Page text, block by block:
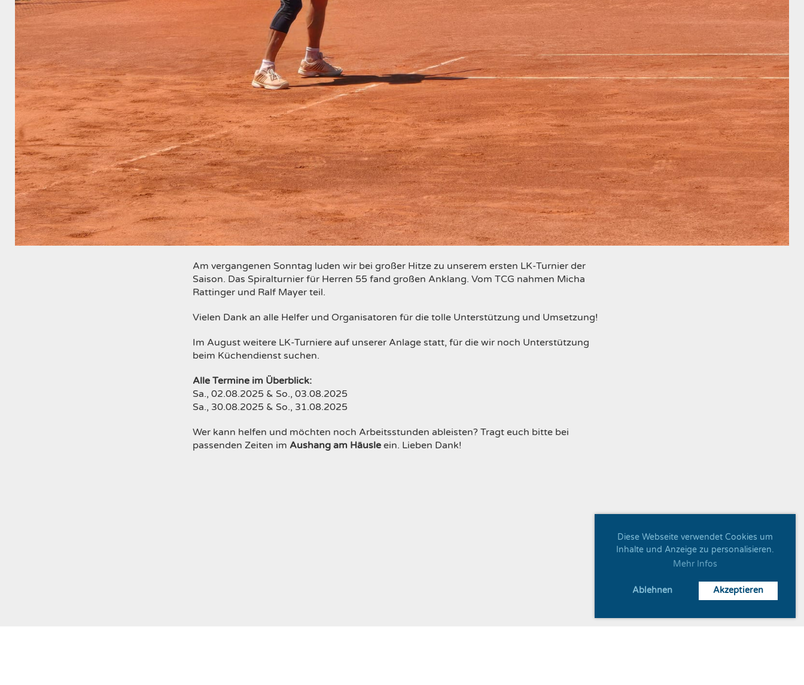
Diese Webseite verwendet Cookies um
Inhalte und Anzeige zu personalisieren.
Mehr Infos
Ablehnen Akzeptieren
Am vergangenen Sonntag luden wir bei großer Hitze zu unserem ersten LK-Turnier der
Saison. Das Spiralturnier für Herren 55 fand großen Anklang. Vom TCG nahmen Micha
Rattinger und Ralf Mayer teil.
Vielen Dank an alle Helfer und Organisatoren für die tolle Unterstützung und Umsetzung!
Im August weitere LK-Turniere auf unserer Anlage statt, für die wir noch Unterstützung
beim Küchendienst suchen.
Alle Termine im Überblick:
Sa., 02.08.2025 & So., 03.08.2025
Sa., 30.08.2025 & So., 31.08.2025
Wer kann helfen und möchten noch Arbeitsstunden ableisten? Tragt euch bitte bei
passenden Zeiten im Aushang am Häusle ein. Lieben Dank!